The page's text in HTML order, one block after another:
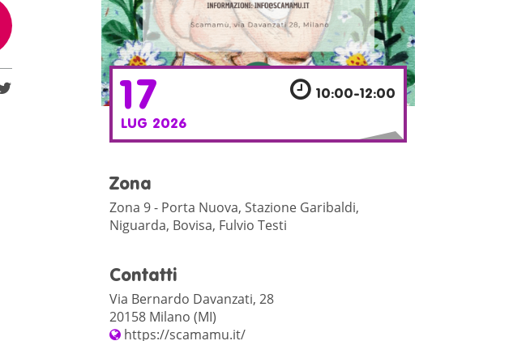
17
LUG 2026
10:00-12:00
Zona
Zona 9 - Porta Nuova, Stazione Garibaldi,
Niguarda, Bovisa, Fulvio Testi
Contatti
Via Bernardo Davanzati, 28
20158 Milano (MI)
https://scamamu.it/